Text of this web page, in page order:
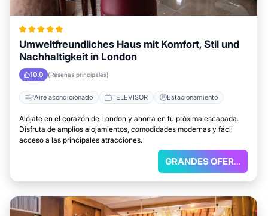
Umweltfreundliches Haus mit Komfort, Stil und
Nachhaltigkeit in London
10.0 (Reseñas principales)
Aire acondicionado TELEVISOR Estacionamiento
Alójate en el corazón de London y ahorra en tu próxima escapada.
Disfruta de amplios alojamientos, comodidades modernas y fácil
acceso a las principales atracciones.
GRANDES OFERTAS